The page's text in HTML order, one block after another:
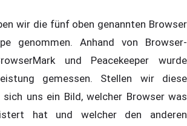
wir die fünf oben genannten Browser
genommen. Anhand von Browser-
und Peacekeeper wurde
gemessen. Stellen wir diese
uns ein Bild, welcher Browser was
hat und welcher den anderen